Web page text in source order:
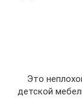
Это
детской